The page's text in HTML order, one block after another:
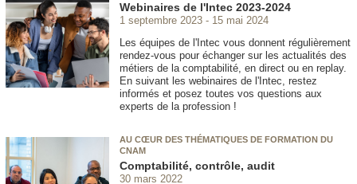
Webinaires de l'Intec 2023-2024
1 septembre 2023
15 mai 2024
Les équipes de l'Intec vous donnent régulièrement
rendez-vous pour échanger sur les actualités des
métiers de la comptabilité, en direct ou en replay.
En suivant les webinaires de l'Intec, restez
informés et posez toutes vos questions aux
experts de la profession !
AU CŒUR DES THÉMATIQUES DE FORMATION DU
CNAM
Comptabilité, contrôle, audit
30 mars 2022